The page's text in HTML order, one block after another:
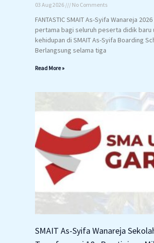
03 Aug 2026 No Comments
FANTASTIC SMAIT As-Syifa Wanareja
pertama bagi seluruh peserta didik baru
kehidupan di SMAIT As-Syifa Boarding
Berlangsung selama tiga
Read More »
SMAIT As-Syifa Wanareja